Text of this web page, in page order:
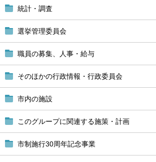
統計・調査
選挙管理委員会
職員の募集、人事・給与
そのほかの行政情報・行政委員会
市内の施設
このグループに関連する施策・計画
市制施行30周年記念事業